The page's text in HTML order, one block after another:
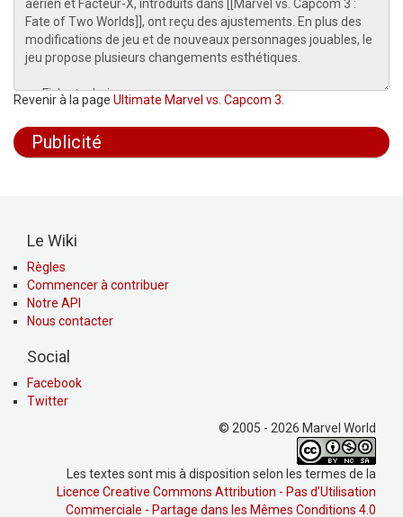
Revenir à la page Ultimate Marvel vs. Capcom 3.
Publicité
Le Wiki
Règles
Commencer à contribuer
Notre API
Nous contacter
Social
Facebook
Twitter
© 2005 - 2026 Marvel World
Les textes sont mis à disposition selon les termes de la
Licence Creative Commons Attribution - Pas d’Utilisation
Commerciale - Partage dans les Mêmes Conditions 4.0